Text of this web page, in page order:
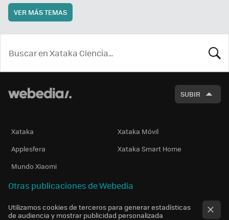
VER MÁS TEMAS
SUBIR
Xataka
Xataka Móvil
Applesfera
Xataka Smart Home
Mundo Xiaomi
Otras publicaciones de Webedia
Utilizamos cookies de terceros para generar estadísticas
de audiencia y mostrar publicidad personalizada